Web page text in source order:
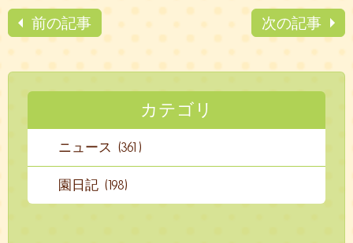
前の記事 次の記事
カテゴリ
ニュース (361)
園日記 (198)